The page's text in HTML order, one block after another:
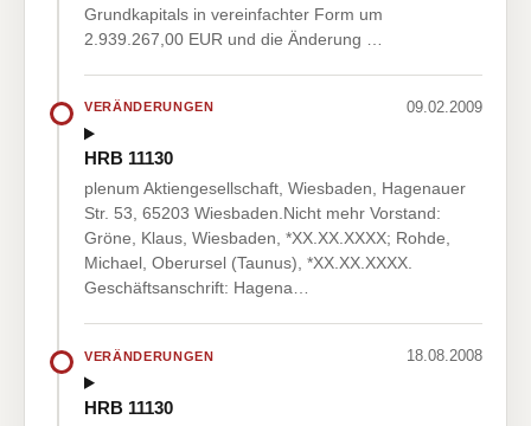
Grundkapitals in vereinfachter Form um
2.939.267,00 EUR und die Änderung …
VERÄNDERUNGEN 09.02.2009
HRB 11130
plenum Aktiengesellschaft, Wiesbaden, Hagenauer
Str. 53, 65203 Wiesbaden.Nicht mehr Vorstand:
Gröne, Klaus, Wiesbaden, *XX.XX.XXXX; Rohde,
Michael, Oberursel (Taunus), *XX.XX.XXXX.
Geschäftsanschrift: Hagena…
VERÄNDERUNGEN 18.08.2008
HRB 11130